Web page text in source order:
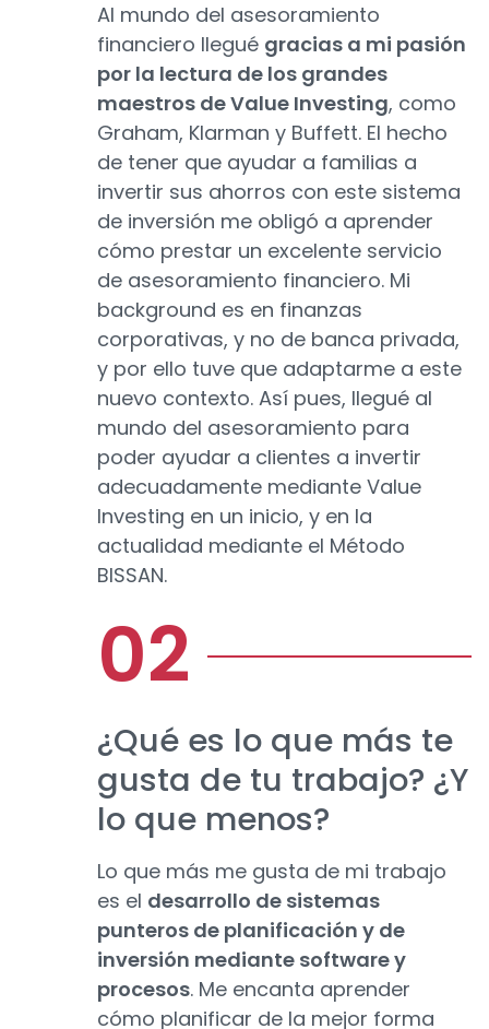
Al mundo del asesoramiento
financiero llegué gracias a mi pasión
por la lectura de los grandes
maestros de Value Investing, como
Graham, Klarman y Buffett. El hecho
de tener que ayudar a familias a
invertir sus ahorros con este sistema
de inversión me obligó a aprender
cómo prestar un excelente servicio
de asesoramiento financiero. Mi
background es en finanzas
corporativas, y no de banca privada,
y por ello tuve que adaptarme a este
nuevo contexto. Así pues, llegué al
mundo del asesoramiento para
poder ayudar a clientes a invertir
adecuadamente mediante Value
Investing en un inicio, y en la
actualidad mediante el Método
BISSAN.
¿Qué es lo que más te
gusta de tu trabajo? ¿Y
lo que menos?
Lo que más me gusta de mi trabajo
es el desarrollo de sistemas
punteros de planificación y de
inversión mediante software y
procesos. Me encanta aprender
cómo planificar de la mejor forma